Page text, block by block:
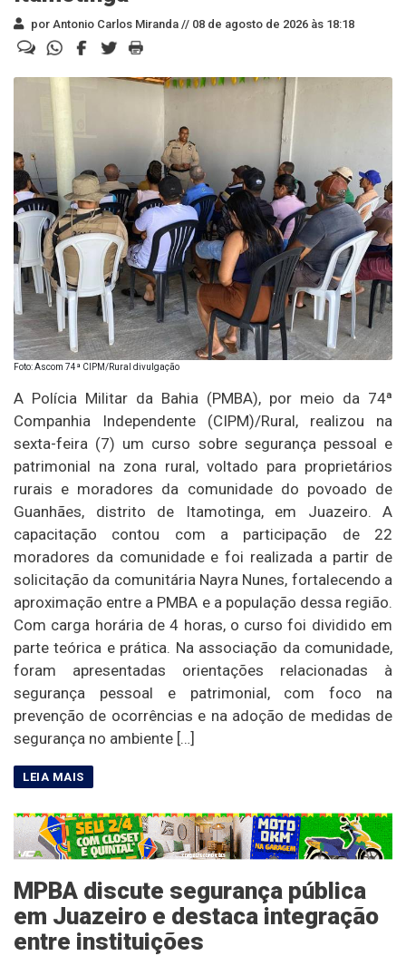
por Antonio Carlos Miranda // 08 de agosto de 2026 às 18:18
Foto: Ascom 74ª CIPM/Rural divulgação
A Polícia Militar da Bahia (PMBA), por meio da 74ª
Companhia Independente (CIPM)/Rural, realizou na
sexta-feira (7) um curso sobre segurança pessoal e
patrimonial na zona rural, voltado para proprietários
rurais e moradores da comunidade do povoado de
Guanhães, distrito de Itamotinga, em Juazeiro. A
capacitação contou com a participação de 22
moradores da comunidade e foi realizada a partir de
solicitação da comunitária Nayra Nunes, fortalecendo a
aproximação entre a PMBA e a população dessa região.
Com carga horária de 4 horas, o curso foi dividido em
parte teórica e prática. Na associação da comunidade,
foram apresentadas orientações relacionadas à
segurança pessoal e patrimonial, com foco na
prevenção de ocorrências e na adoção de medidas de
segurança no ambiente […]
MPBA discute segurança pública
em Juazeiro e destaca integração
entre instituições